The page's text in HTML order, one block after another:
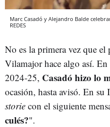
Marc Casadó y Alejandro Balde
REDES
No es la primera vez que el
Vilamajor hace algo así.
2024-25, Casadó hizo lo
ocasión, hasta avisó. En
storie con el siguiente
culés?".